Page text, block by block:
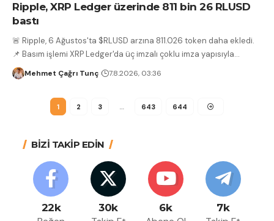
Ripple, XRP Ledger üzerinde 811 bin 26 RLUSD
bastı
🚨 Ripple, 6 Ağustos'ta $RLUSD arzına 811.026 token daha ekledi.
📌 Basım işlemi XRP Ledger'da üç imzalı çoklu imza yapısıyla…
Mehmet Çağrı Tunç 7.8.2026, 03:36
1 2 3 … 643 644
BİZİ TAKİP EDİN
22k 30k 6k 7k